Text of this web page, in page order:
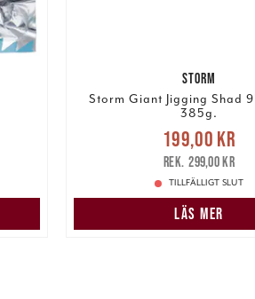
STORM
Storm Giant Jigging Shad
385g.
Nuvarande pris
Tidigare pris
199,00 kr
299,00 kr
TILLFÄLLIGT SLUT
LÄS MER